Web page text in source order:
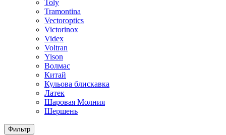
Toly
Tramontina
Vectoroptics
Victorinox
Videx
Voltran
Yison
Волмас
Китай
Кульова блискавка
Латек
Шаровая Молния
Шершень
Фильтр